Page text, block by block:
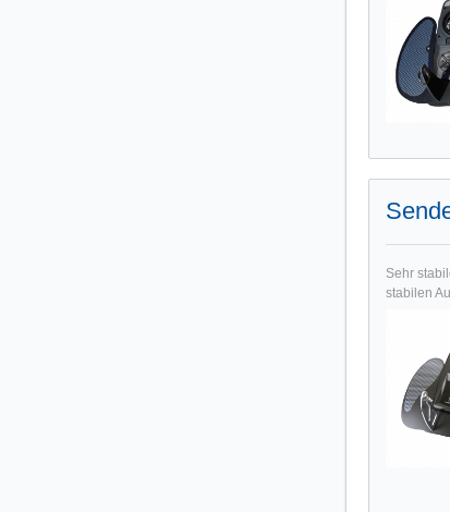
Sehr
stabilen